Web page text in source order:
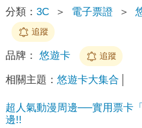
分類： 3C ＞ 電子票證 ＞
追蹤
品牌： 悠遊卡 追蹤
相關主題： 悠遊卡大集合
超人氣動漫周邊──實用票卡
邊!!